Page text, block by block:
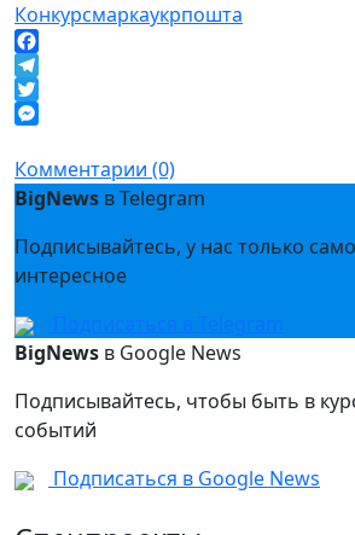
Конкурсмаркаукрпошта
Facebook
Telegram
Twitter
Комментарии (0)
BigNews в Telegram
Подписывайтесь, у нас только
интересное
Подписаться в Telegram
BigNews в Google News
Подписывайтесь, чтобы быть в
событий
Подписаться в Google News